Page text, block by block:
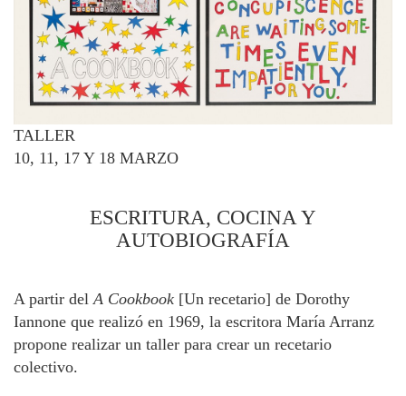
TALLER
10, 11, 17 Y 18 MARZO
ESCRITURA, COCINA Y
AUTOBIOGRAFÍA
A partir delA Cookbook [Un recetario] de Dorothy
Iannone que realizó en 1969, la escritora María Arranz
propone realizar un taller para crear un recetario
colectivo.